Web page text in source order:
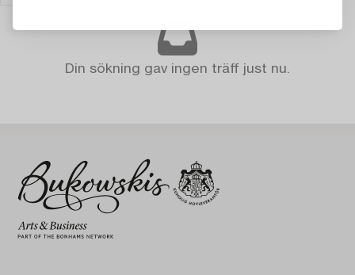
Din sökning gav ingen träff just nu.